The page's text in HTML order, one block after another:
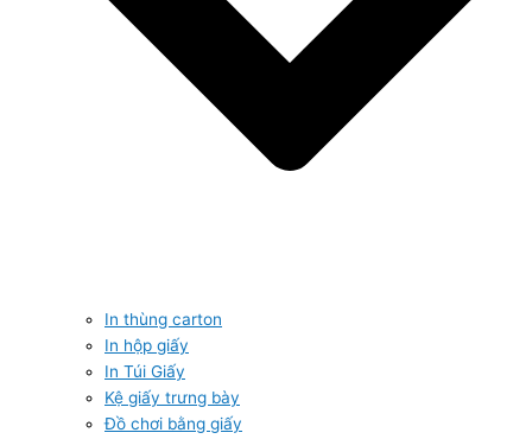
In thùng carton
In hộp giấy
In Túi Giấy
Kệ giấy trưng bày
Đồ chơi bằng giấy